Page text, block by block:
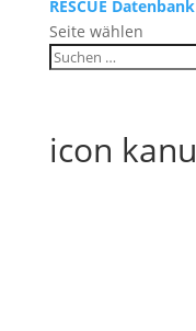
RESCUE Datenbank
Seite wählen
icon kanu